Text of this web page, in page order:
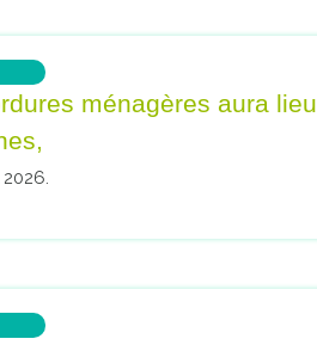
ménagères aura lieu